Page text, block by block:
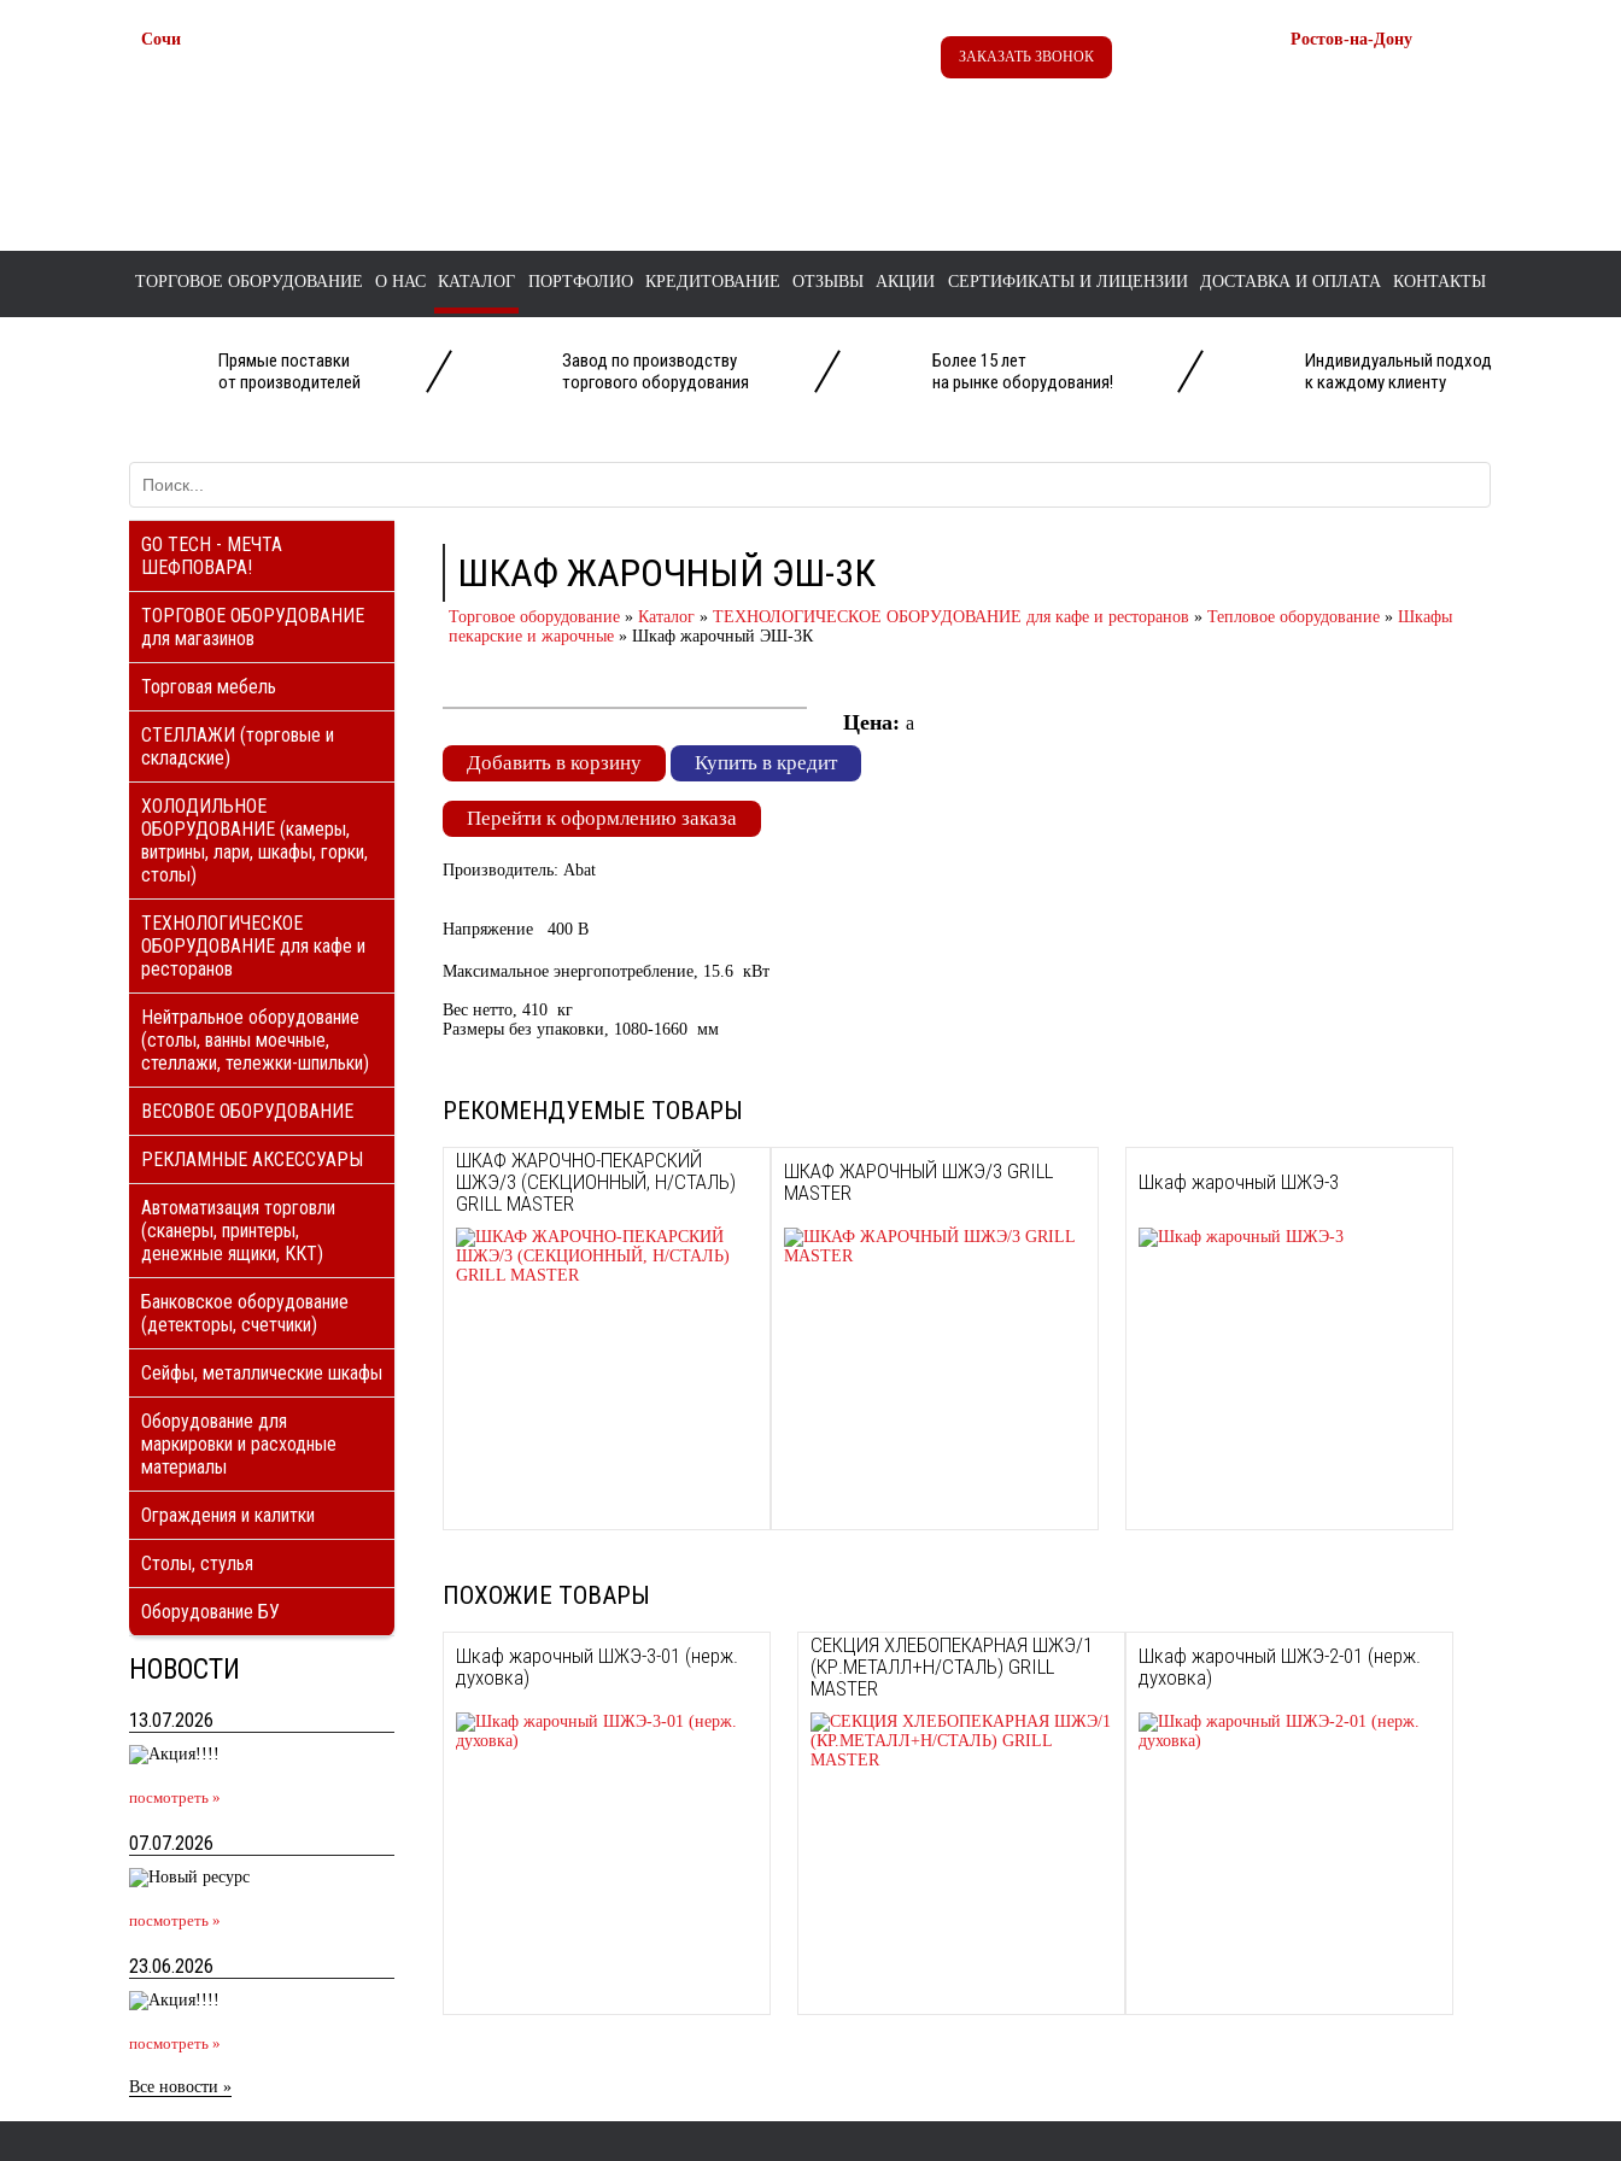
Сочи
ЗАКАЗАТЬ ЗВОНОК
Ростов-на-Дону
ТОРГОВОЕ ОБОРУДОВАНИЕ О НАС КАТАЛОГ ПОРТФОЛИО КРЕДИТОВАНИЕ ОТЗЫВЫ АКЦИИ СЕРТИФИКАТЫ И ЛИЦЕНЗИИ ДОСТАВКА И ОПЛАТА КОНТАКТЫ
Прямые поставки
от производителей
Завод по производству
торгового оборудования
Более 15 лет
на рынке оборудования!
Индивидуальный подход
к каждому клиенту
GO TECH - МЕЧТА
ШЕФПОВАРА!
ТОРГОВОЕ ОБОРУДОВАНИЕ
для магазинов
Торговая мебель
СТЕЛЛАЖИ (торговые и
складские)
ХОЛОДИЛЬНОЕ
ОБОРУДОВАНИЕ (камеры,
витрины, лари, шкафы, горки,
столы)
ТЕХНОЛОГИЧЕСКОЕ
ОБОРУДОВАНИЕ для кафе и
ресторанов
Нейтральное оборудование
(столы, ванны моечные,
стеллажи, тележки-шпильки)
ВЕСОВОЕ ОБОРУДОВАНИЕ
РЕКЛАМНЫЕ АКСЕССУАРЫ
Автоматизация торговли
(сканеры, принтеры,
денежные ящики, ККТ)
Банковское оборудование
(детекторы, счетчики)
Сейфы, металлические шкафы
Оборудование для
маркировки и расходные
материалы
Ограждения и калитки
Столы, стулья
Оборудование БУ
НОВОСТИ
13.07.2026
посмотреть »
07.07.2026
посмотреть »
23.06.2026
посмотреть »
Все новости »
ШКАФ ЖАРОЧНЫЙ ЭШ-3К
Торговое оборудование » Каталог » ТЕХНОЛОГИЧЕСКОЕ ОБОРУДОВАНИЕ для кафе и ресторанов » Тепловое оборудование » Шкафы
пекарские и жарочные » Шкаф жарочный ЭШ-3К
Цена: a
Добавить в корзину Купить в кредит
Перейти к оформлению заказа
Производитель: Abat
Напряжение 400 В
Максимальное энергопотребление, 15.6 кВт
Вес нетто, 410 кг
Размеры без упаковки, 1080-1660 мм
РЕКОМЕНДУЕМЫЕ ТОВАРЫ
ШКАФ ЖАРОЧНО-ПЕКАРСКИЙ
ШЖЭ/3 (СЕКЦИОННЫЙ, Н/СТАЛЬ)
GRILL MASTER
ШКАФ ЖАРОЧНЫЙ ШЖЭ/3 GRILL
MASTER
Шкаф жарочный ШЖЭ-3
ПОХОЖИЕ ТОВАРЫ
Шкаф жарочный ШЖЭ-3-01 (нерж.
духовка)
СЕКЦИЯ ХЛЕБОПЕКАРНАЯ ШЖЭ/1
(КР.МЕТАЛЛ+Н/СТАЛЬ) GRILL
MASTER
Шкаф жарочный ШЖЭ-2-01 (нерж.
духовка)